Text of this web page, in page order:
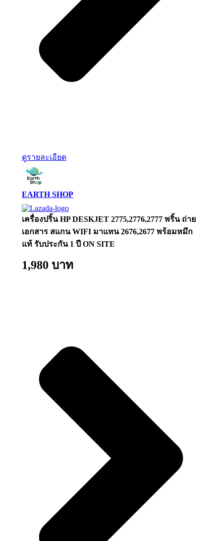
ดูรายละเอียด
EARTH SHOP​
เครื่องปริ้น HP DESKJET 2775,2776,2777 พริ้น ถ่าย
เอกสาร สแกน WIFI มาแทน 2676,2677 พร้อมหมึก
แท้ รับประกัน 1 ปี ON SITE
1,980 บาท